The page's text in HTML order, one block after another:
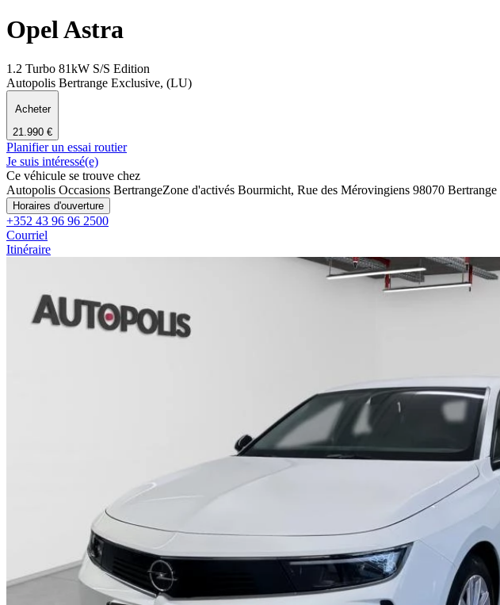
Opel Astra
1.2 Turbo 81kW S/S Edition
Autopolis Bertrange Exclusive, (LU)
Acheter
21.990 €
Planifier un essai routier
Je suis intéressé(e)
Ce véhicule se trouve chez
Autopolis Occasions BertrangeZone d'activés Bourmicht, Rue des Mérovingiens 98070 Bertrange
Horaires d'ouverture
+352 43 96 96 2500
Courriel
Itinéraire